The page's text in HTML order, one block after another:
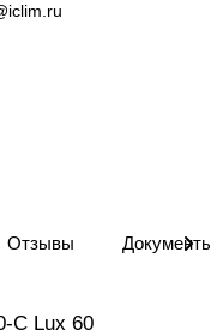
Отзывы
C Lux 60